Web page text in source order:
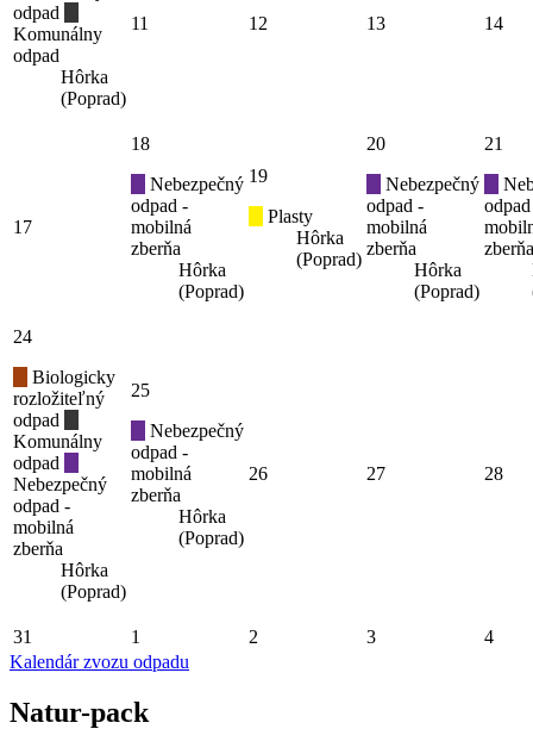
odpad
Komunálny
odpad
Hôrka
(Poprad)
11 12 13 14
17
18
Nebezpečný
odpad -
mobilná
zberňa
Hôrka
(Poprad)
19
Plasty
Hôrka
(Poprad)
20
Nebezpečný
odpad -
mobilná
zberňa
Hôrka
(Poprad)
21
zberňa
24
Biologicky
rozložiteľný
odpad
Komunálny
odpad
Nebezpečný
odpad -
mobilná
zberňa
Hôrka
(Poprad)
25
Nebezpečný
odpad -
mobilná
zberňa
Hôrka
(Poprad)
26 27 28
31 1 2 3
4
Kalendár zvozu odpadu
Natur-pack